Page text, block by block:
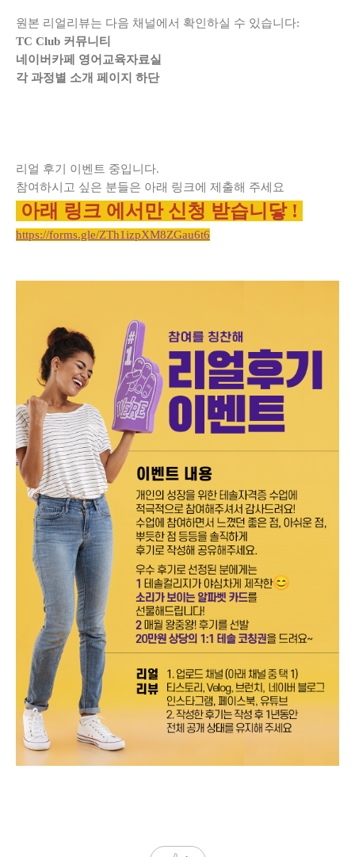
원본 리얼리뷰는 다음 채널에서 확인하실 수 있습니다:
TC Club 커뮤니티
네이버카페 영어교육자료실
각 과정별 소개 페이지 하단
리얼 후기 이벤트 중입니다.
참여하시고 싶은 분들은 아래 링크에 제출해 주세요
아래 링크 에서만 신청 받습니닿 !
https://forms.gle/ZTh1izpXM8ZGau6t6